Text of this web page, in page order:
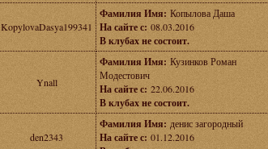
KopylovaDasya199341
Фамилия Имя: Копылова Даша
На сайте с: 08.03.2016
В клубах не состоит.
Ynall
Фамилия Имя: Кузинков Роман
Модестович
На сайте с: 22.06.2016
В клубах не состоит.
den2343
Фамилия Имя: денис загородный
На сайте с: 01.12.2016